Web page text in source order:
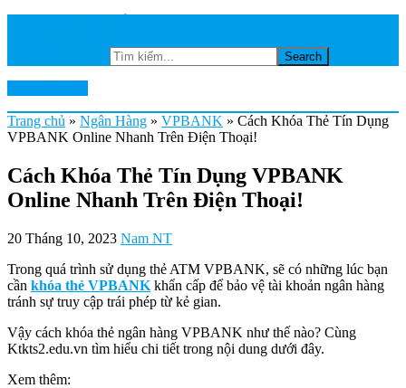
Trang chủ » Ngân Hàng » VPBANK » Cách Khóa Thẻ Tín Dụng
VPBANK Online Nhanh Trên Điện Thoại!
Cách Khóa Thẻ Tín Dụng VPBANK
Online Nhanh Trên Điện Thoại!
20 Tháng 10, 2023 Nam NT
Trong quá trình sử dụng thẻ ATM VPBANK, sẽ có những lúc bạn
cần khóa thẻ VPBANK khẩn cấp để bảo vệ tài khoản ngân hàng
tránh sự truy cập trái phép từ kẻ gian.
Vậy cách khóa thẻ ngân hàng VPBANK như thế nào? Cùng
Ktkts2.edu.vn tìm hiểu chi tiết trong nội dung dưới đây.
Xem thêm: